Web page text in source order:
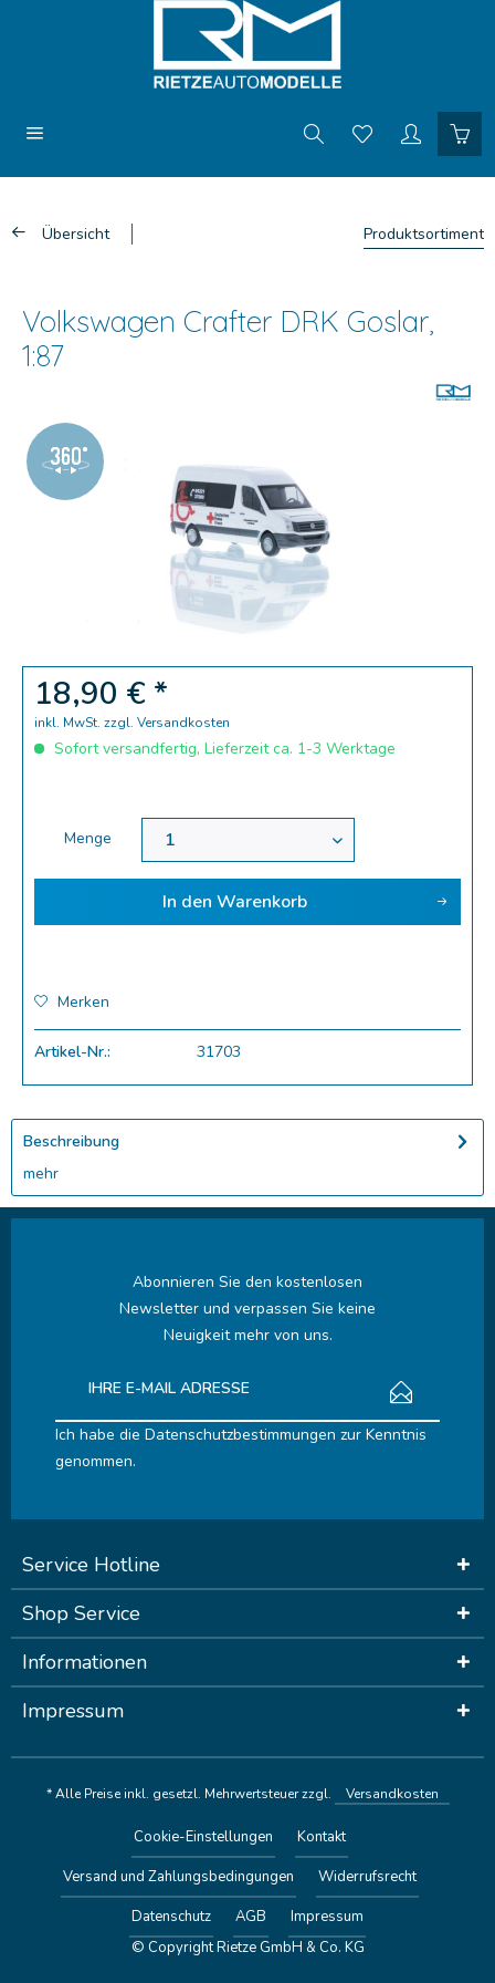
Übersicht Produktsortiment
Volkswagen Crafter DRK Goslar,
1:87
18,90 € *
inkl. MwSt. zzgl. Versandkosten
Sofort versandfertig, Lieferzeit ca. 1-3 Werktage
Menge
In den Warenkorb
Merken
Artikel-Nr.: 31703
Beschreibung
mehr
Abonnieren Sie den kostenlosen
Newsletter und verpassen Sie keine
Neuigkeit mehr von uns.
Ich habe die Datenschutzbestimmungen zur Kenntnis
genommen.
Service Hotline
Shop Service
Informationen
Impressum
* Alle Preise inkl. gesetzl. Mehrwertsteuer zzgl. Versandkosten
Cookie-Einstellungen
Kontakt
Versand und Zahlungsbedingungen
Widerrufsrecht
Datenschutz
AGB
Impressum
© Copyright Rietze GmbH & Co. KG